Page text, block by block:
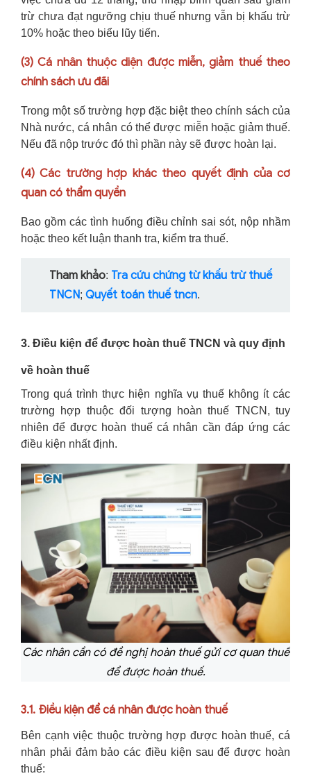
trừ chưa đạt ngưỡng chịu thuế nhưng vẫn bị khấu trừ
10% hoặc theo biểu lũy tiến.
(3) Cá nhân thuộc diện được miễn, giảm thuế theo
chính sách ưu đãi
Trong một số trường hợp đặc biệt theo chính sách của
Nhà nước, cá nhân có thể được miễn hoặc giảm thuế.
Nếu đã nộp trước đó thì phần này sẽ được hoàn lại.
(4) Các trường hợp khác theo quyết định của cơ
quan có thẩm quyền
Bao gồm các tình huống điều chỉnh sai sót, nộp nhầm
hoặc theo kết luận thanh tra, kiểm tra thuế.
Tham khảo: Tra cứu chứng từ khấu trừ thuế
TNCN; Quyết toán thuế tncn.
3. Điều kiện để được hoàn thuế TNCN và quy định
về hoàn thuế
Trong quá trình thực hiện nghĩa vụ thuế không ít các
trường hợp thuộc đối tượng hoàn thuế TNCN, tuy
nhiên để được hoàn thuế cá nhân cần đáp ứng các
điều kiện nhất định.
Các nhân cần có đề nghị hoàn thuế gửi cơ quan thuế
để được hoàn thuế.
3.1. Điều kiện để cá nhân được hoàn thuế
Bên cạnh việc thuộc trường hợp được hoàn thuế, cá
nhân phải đảm bảo các điều kiện sau để được hoàn
thuế: